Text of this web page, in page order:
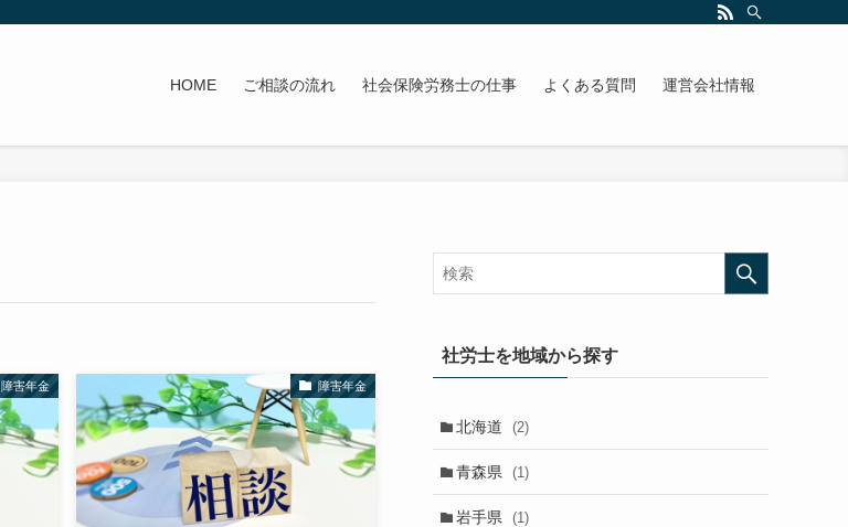
HOME ご相談の流れ 社会保険労務士の仕事 よくある質問 運営会社情報
障害年金 障害年金
社労士を地域から探す
北海道 (2)
青森県 (1)
岩手県 (1)